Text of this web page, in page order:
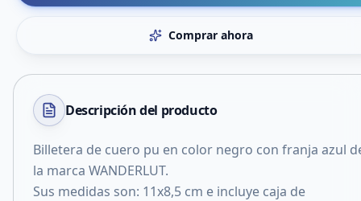
Comprar ahora
Descripción del producto
Billetera de cuero pu en color negro con franja azul
la marca WANDERLUT.
Sus medidas son: 11x8,5 cm e incluye caja de